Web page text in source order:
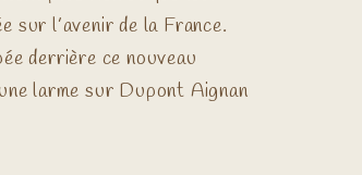
sur l’avenir de la France.
derrière ce nouveau
larme sur Dupont Aignan